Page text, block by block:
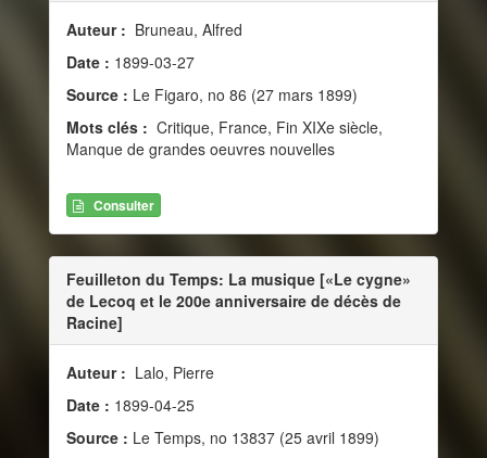
Auteur : Bruneau, Alfred
Date : 1899-03-27
Source : Le Figaro, no 86 (27 mars 1899)
Mots clés : Critique, France, Fin XIXe siècle,
Manque de grandes oeuvres nouvelles
Consulter
Feuilleton du Temps: La musique [«Le cygne»
de Lecoq et le 200e anniversaire de décès de
Racine]
Auteur : Lalo, Pierre
Date : 1899-04-25
Source : Le Temps, no 13837 (25 avril 1899)